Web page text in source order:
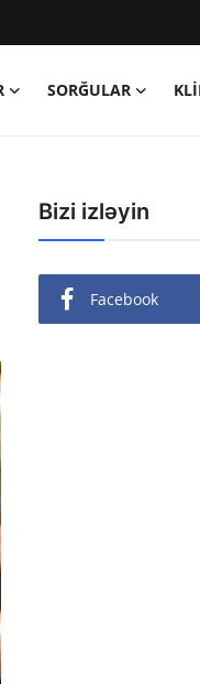
SORĞULAR
Bizi izləyin
Facebook